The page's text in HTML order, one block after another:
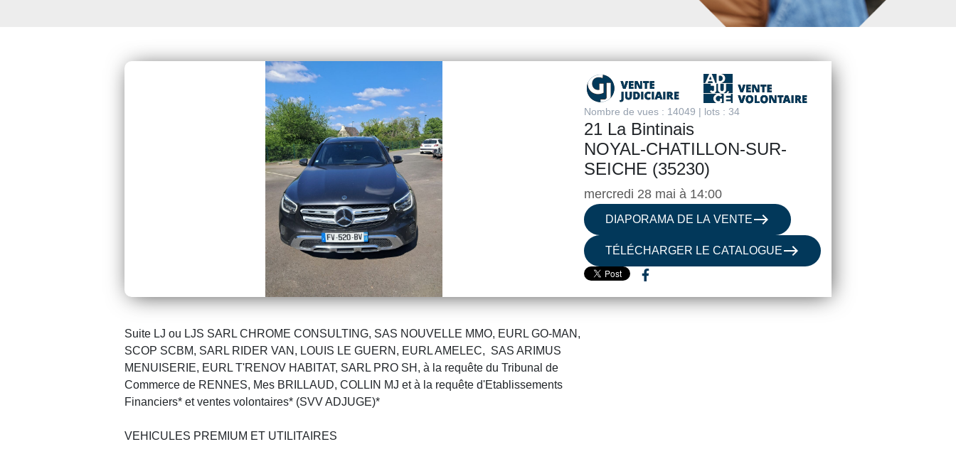
Nombre de vues : 14049 | lots : 34
21 La Bintinais
NOYAL-CHATILLON-SUR-
SEICHE (35230)
mercredi 28 mai à 14:00
DIAPORAMA DE LA VENTEeast
TÉLÉCHARGER LE CATALOGUEeast
Suite LJ ou LJS SARL CHROME CONSULTING, SAS NOUVELLE MMO, EURL GO-MAN,
SCOP SCBM, SARL RIDER VAN, LOUIS LE GUERN, EURL AMELEC, SAS ARIMUS
MENUISERIE, EURL T'RENOV HABITAT, SARL PRO SH, à la requête du Tribunal de
Commerce de RENNES, Mes BRILLAUD, COLLIN MJ et à la requête d'Etablissements
Financiers* et ventes volontaires* (SVV ADJUGE)*
VEHICULES PREMIUM ET UTILITAIRES